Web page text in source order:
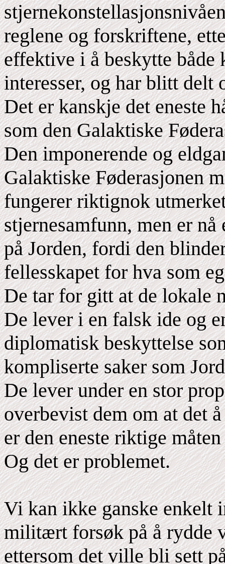
reglene og forskriftene,
effektive i å beskytte
interesser, og har blitt
Det er kanskje det eneste
som den Galaktiske
Den imponerende og
Galaktiske Føderasjonen
fungerer riktignok
stjernesamfunn, men er
på Jorden, fordi den
fellesskapet for hva som
De tar for gitt at de lokale
De lever i en falsk ide og
diplomatisk beskyttelse
kompliserte saker som
De lever under en stor
overbevist dem om at det
er den eneste riktige
Og det er problemet.
Vi kan ikke ganske enkelt
militært forsøk på å rydde
ettersom det ville bli sett